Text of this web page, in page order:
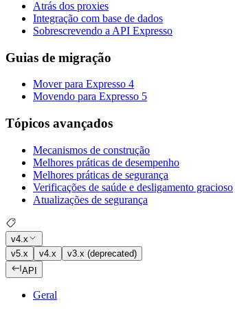
Atrás dos proxies
Integração com base de dados
Sobrescrevendo a API Expresso
Guias de migração
Mover para Expresso 4
Movendo para Expresso 5
Tópicos avançados
Mecanismos de construção
Melhores práticas de desempenho
Melhores práticas de segurança
Verificações de saúde e desligamento gracioso
Atualizações de segurança
v4.x
v5.x
v4.x
v3.x (deprecated)
API
Geral